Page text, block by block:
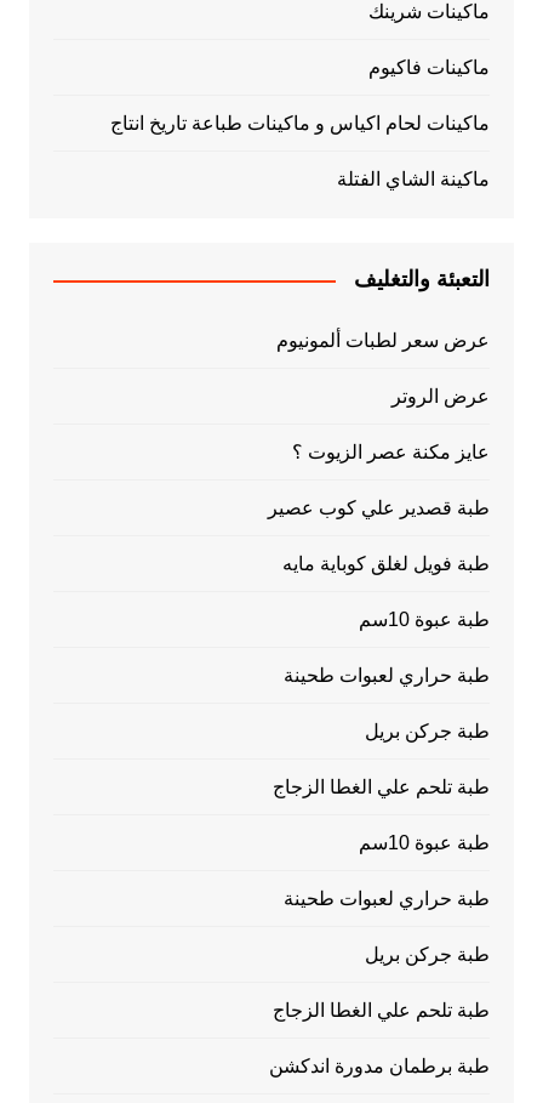
ماكينات شرينك
ماكينات فاكيوم
ماكينات لحام اكياس و ماكينات طباعة تاريخ انتاج
ماكينة الشاي الفتلة
التعبئة والتغليف
عرض سعر لطبات ألمونيوم
عرض الروتر
عايز مكنة عصر الزيوت ؟
طبة قصدير علي كوب عصير
طبة فويل لغلق كوباية مايه
طبة عبوة 10سم
طبة حراري لعبوات طحينة
طبة جركن بريل
طبة تلحم علي الغطا الزجاج
طبة عبوة 10سم
طبة حراري لعبوات طحينة
طبة جركن بريل
طبة تلحم علي الغطا الزجاج
طبة برطمان مدورة اندكشن